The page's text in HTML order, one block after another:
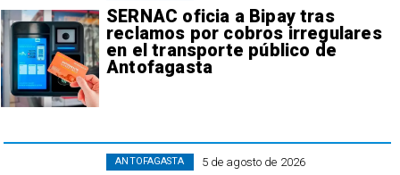
SERNAC oficia a Bipay tras
reclamos por cobros irregulares
en el transporte público de
Antofagasta
5 de agosto de 2026
ANTOFAGASTA